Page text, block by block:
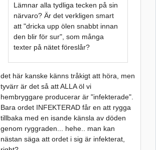
Lämnar alla tydliga tecken på sin
närvaro? Är det verkligen smart
att "dricka upp ölen snabbt innan
den blir för sur", som många
texter på nätet föreslår?
det här kanske känns tråkigt att höra, men
tyvärr är det så att ALLA öl vi
hembryggare producerar är "infekterade".
Bara ordet INFEKTERAD får en att rygga
tillbaka med en isande känsla av döden
genom ryggraden... hehe.. man kan
nästan säga att ordet i sig är infekterat,